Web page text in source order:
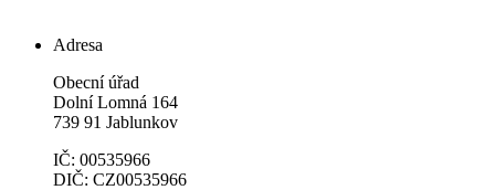
Adresa
Obecní úřad
Dolní Lomná 164
739 91 Jablunkov
IČ: 00535966
DIČ: CZ00535966